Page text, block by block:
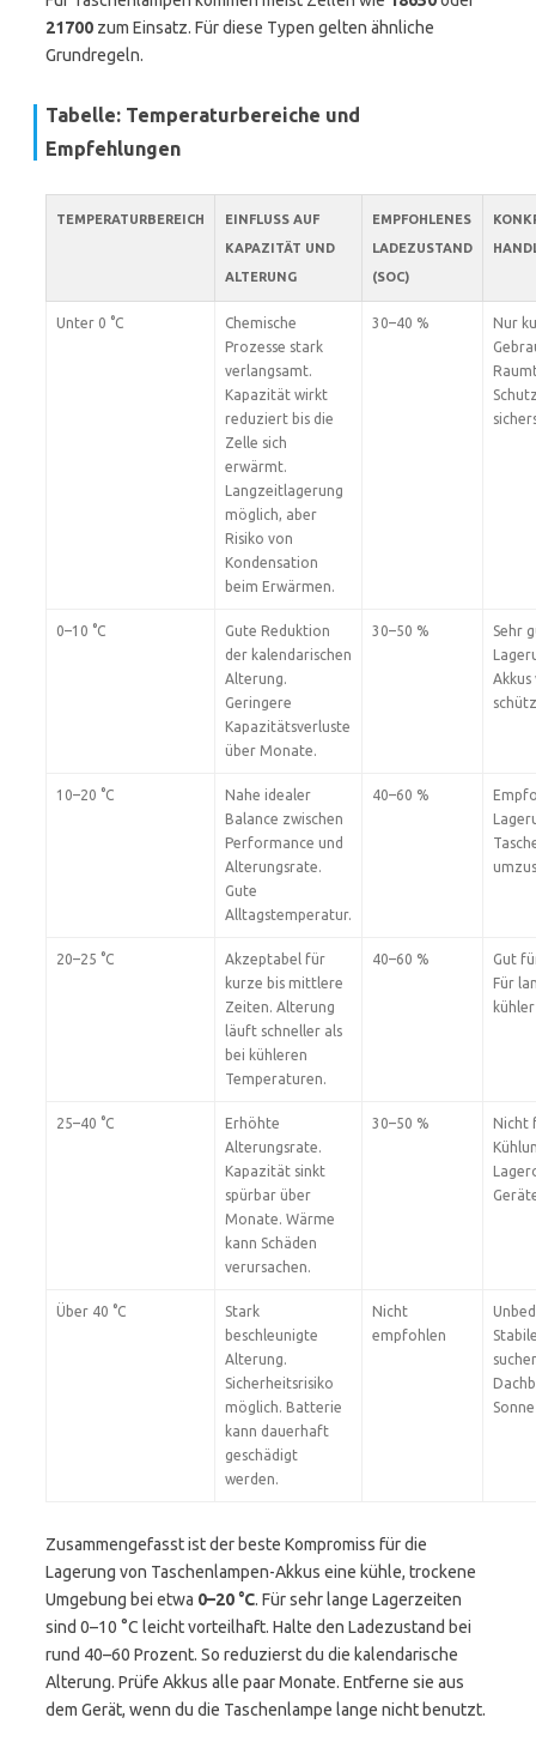
21700 zum Einsatz. Für diese Typen gelten ähnliche
Grundregeln.
Tabelle: Temperaturbereiche und
Empfehlungen
TEMPERATURBEREICH
EINFLUSS AUF
KAPAZITÄT UND
ALTERUNG
EMPFOHLENES
LADEZUSTAND
(SOC)
Unter 0 °C
Chemische
Prozesse stark
verlangsamt.
Kapazität wirkt
reduziert bis die
Zelle sich
erwärmt.
Langzeitlagerung
möglich, aber
Risiko von
Kondensation
beim Erwärmen.
30–40 %
Nur
0–10 °C
Gute Reduktion
der kalendarischen
Alterung.
Geringere
Kapazitätsverluste
über Monate.
30–50 %
Sehr
10–20 °C
Nahe idealer
Balance zwischen
Performance und
Alterungsrate.
Gute
Alltagstemperatur.
40–60 %
20–25 °C
Akzeptabel für
kurze bis mittlere
Zeiten. Alterung
läuft schneller als
bei kühleren
Temperaturen.
40–60 %
Gut
Für
25–40 °C
Erhöhte
Alterungsrate.
Kapazität sinkt
spürbar über
Monate. Wärme
kann Schäden
verursachen.
30–50 %
Nicht
Über 40 °C
Stark
beschleunigte
Alterung.
Sicherheitsrisiko
möglich. Batterie
kann dauerhaft
geschädigt
werden.
Nicht
empfohlen
Zusammengefasst ist der beste Kompromiss für die
Lagerung von Taschenlampen-Akkus eine kühle, trockene
Umgebung bei etwa 0–20 °C. Für sehr lange Lagerzeiten
sind 0–10 °C leicht vorteilhaft. Halte den Ladezustand bei
rund 40–60 Prozent. So reduzierst du die kalendarische
Alterung. Prüfe Akkus alle paar Monate. Entferne sie aus
dem Gerät, wenn du die Taschenlampe lange nicht benutzt.